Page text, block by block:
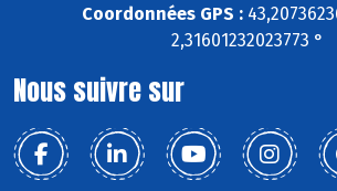
Coordonnées GPS :
2,31601232023773 °
Nous suivre sur